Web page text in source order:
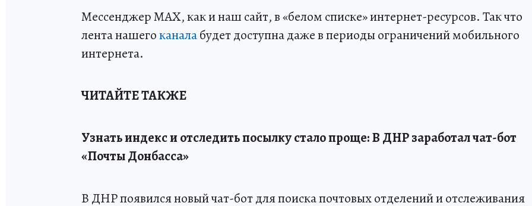
Мессенджер MAX, как и наш сайт, в «белом списке» интернет-ресурсов. Так что
лента нашегоканалабудет доступна даже в периоды ограничений мобильного
интернета.
ЧИТАЙТЕ ТАКЖЕ
Узнать индекс и отследить посылку стало проще: В ДНР заработал чат-бот
«Почты Донбасса»
В ДНР появился новый чат-бот для поиска почтовых отделений и отслеживания